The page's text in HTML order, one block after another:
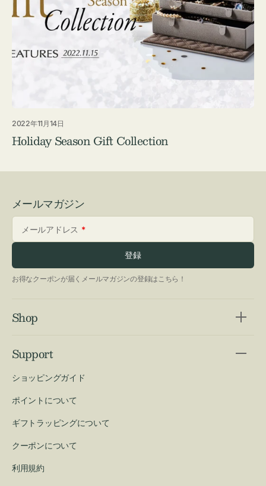
2022年11月14日
Holiday Season Gift Collection
Shop
Support
ショッピングガイド
ポイントについて
ギフトラッピングについて
クーポンについて
利用規約
メールマガジン
メールアドレス
登録
お得なクーポンが届くメールマガジンの登録はこちら！